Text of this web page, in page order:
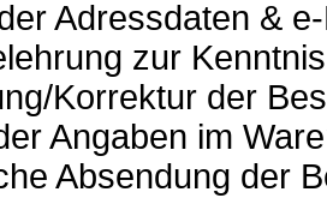
Adressdaten &
zur
Korrektur der
Angaben im
Absendung der